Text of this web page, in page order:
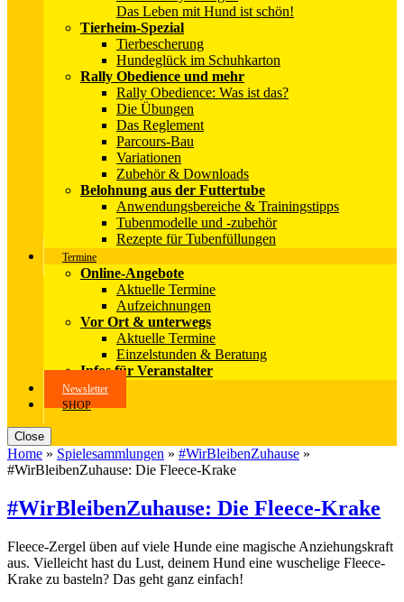
Das Leben mit Hund ist schön!
Tierheim-Spezial
Tierbescherung
Hundeglück im Schuhkarton
Rally Obedience und mehr
Rally Obedience: Was ist das?
Die Übungen
Das Reglement
Parcours-Bau
Variationen
Zubehör & Downloads
Belohnung aus der Futtertube
Anwendungsbereiche & Trainingstipps
Tubenmodelle und -zubehör
Rezepte für Tubenfüllungen
Termine
Online-Angebote
Aktuelle Termine
Aufzeichnungen
Vor Ort & unterwegs
Aktuelle Termine
Einzelstunden & Beratung
Infos für Veranstalter
Newsletter
SHOP
Close
Home » Spielesammlungen » #WirBleibenZuhause »
#WirBleibenZuhause: Die Fleece-Krake
#WirBleibenZuhause: Die Fleece-Krake
Fleece-Zergel üben auf viele Hunde eine magische Anziehungskraft
aus. Vielleicht hast du Lust, deinem Hund eine wuschelige Fleece-
Krake zu basteln? Das geht ganz einfach!